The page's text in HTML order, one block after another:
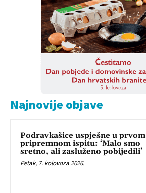
Najnovije objave
Podravkašice uspješne u prvom
pripremnom ispitu: ‘Malo smo
sretno, ali zasluženo pobijedili’
Petak, 7. kolovoza 2026.